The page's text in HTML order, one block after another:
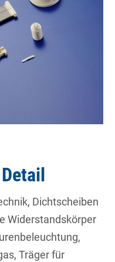
Dichtscheiben
Widerstandskörper
Träger für